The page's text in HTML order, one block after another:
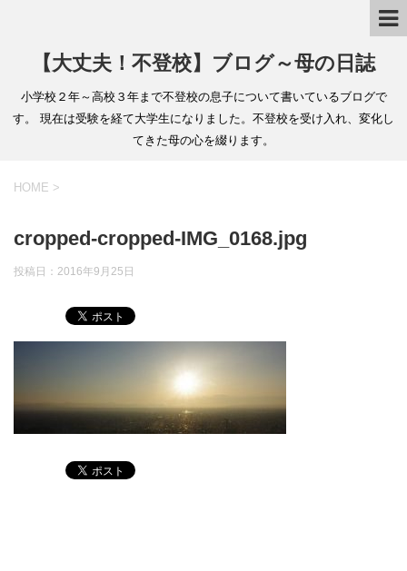
【大丈夫！不登校】ブログ～母の日誌
小学校２年～高校３年まで不登校の息子について書いているブログで
す。 現在は受験を経て大学生になりました。不登校を受け入れ、変化し
てきた母の心を綴ります。
HOME >
cropped-cropped-IMG_0168.jpg
投稿日： 2016年9月25日